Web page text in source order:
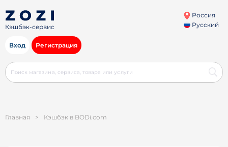
Кэшбэк-сервис
Россия
Русский
Вход Регистрация
Главная > Кэшбэк в BODi.com